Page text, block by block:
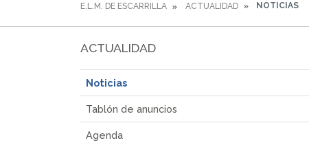
E.L.M. DE ESCARRILLA ACTUALIDAD NOTICIAS
ACTUALIDAD
Noticias
Tablón de anuncios
Agenda